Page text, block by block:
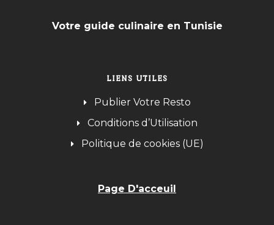
Votre guide culinaire en Tunisie
LIENS UTILES
Publier Votre Resto
Conditions d’Utilisation
Politique de cookies (UE)
Page D'acceuil